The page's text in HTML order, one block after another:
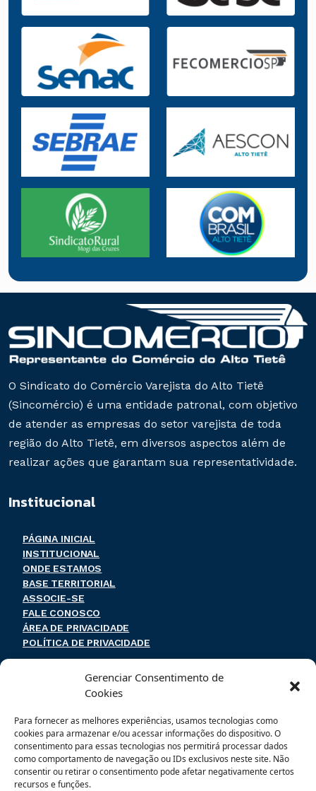
Gerenciar Consentimento de
Cookies
Para fornecer as melhores experiências, usamos tecnologias como
cookies para armazenar e/ou acessar informações do dispositivo. O
consentimento para essas tecnologias nos permitirá processar dados
como comportamento de navegação ou IDs exclusivos neste site. Não
consentir ou retirar o consentimento pode afetar negativamente certos
recursos e funções.
O Sindicato do Comércio Varejista do Alto Tietê
(Sincomércio) é uma entidade patronal, com objetivo
de atender as empresas do setor varejista de toda
região do Alto Tietê, em diversos aspectos além de
realizar ações que garantam sua representatividade.
Institucional
PÁGINA INICIAL
INSTITUCIONAL
ONDE ESTAMOS
BASE TERRITORIAL
ASSOCIE-SE
FALE CONOSCO
ÁREA DE PRIVACIDADE
POLÍTICA DE PRIVACIDADE
Endereço e contato
Centro – Mogi das Cruzes – SP
CEP: 08710-020
(11) 4799-7788